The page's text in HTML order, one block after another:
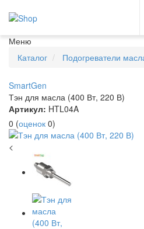
Меню
Каталог
Подогреватели
SmartGen
Тэн для масла (400 Вт, 220 В)
Артикул: HTL04A
0 (оценок 0)
<